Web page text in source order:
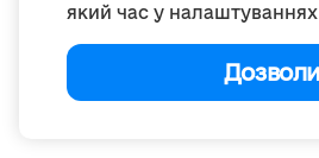
який час у